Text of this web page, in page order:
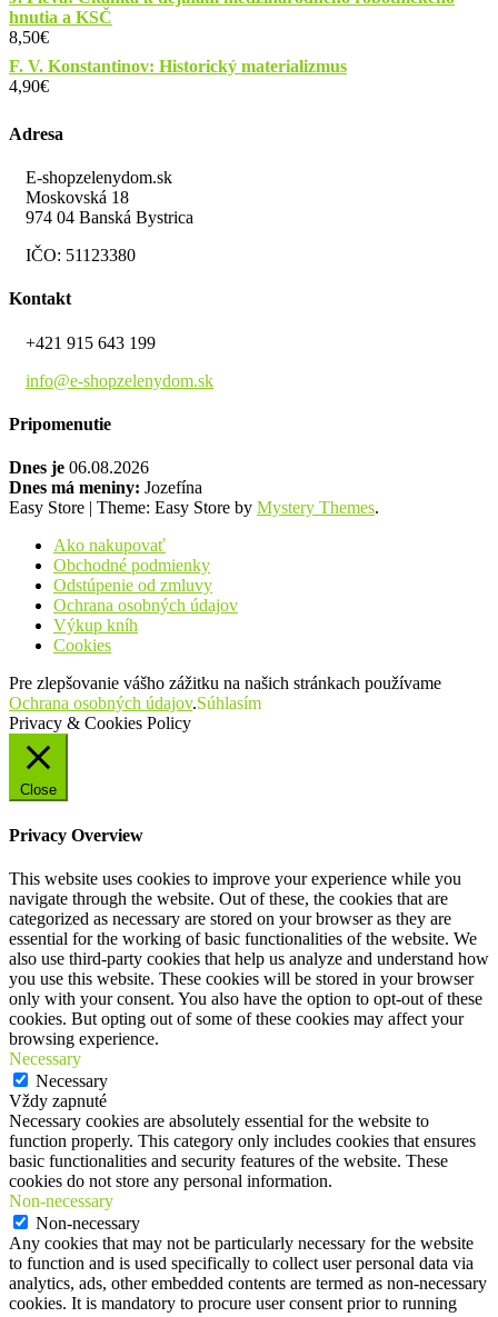
hnutia a KSČ
8,50€
F. V. Konstantinov: Historický materializmus
4,90€
Adresa
E-shopzelenydom.sk
Moskovská 18
974 04 Banská Bystrica
IČO: 51123380
Kontakt
+421 915 643 199
info@e-shopzelenydom.sk
Pripomenutie
Dnes je 06.08.2026
Dnes má meniny: Jozefína
Easy Store | Theme: Easy Store by Mystery Themes.
Ako nakupovať
Obchodné podmienky
Odstúpenie od zmluvy
Ochrana osobných údajov
Výkup kníh
Cookies
Pre zlepšovanie vášho zážitku na našich stránkach používame
Ochrana osobných údajov.Súhlasím
Privacy & Cookies Policy
Close
Privacy Overview
This website uses cookies to improve your experience while you
navigate through the website. Out of these, the cookies that are
categorized as necessary are stored on your browser as they are
essential for the working of basic functionalities of the website. We
also use third-party cookies that help us analyze and understand how
you use this website. These cookies will be stored in your browser
only with your consent. You also have the option to opt-out of these
cookies. But opting out of some of these cookies may affect your
browsing experience.
Necessary
Necessary
Vždy zapnuté
Necessary cookies are absolutely essential for the website to
function properly. This category only includes cookies that ensures
basic functionalities and security features of the website. These
cookies do not store any personal information.
Non-necessary
Non-necessary
Any cookies that may not be particularly necessary for the website
to function and is used specifically to collect user personal data via
analytics, ads, other embedded contents are termed as non-necessary
cookies. It is mandatory to procure user consent prior to running